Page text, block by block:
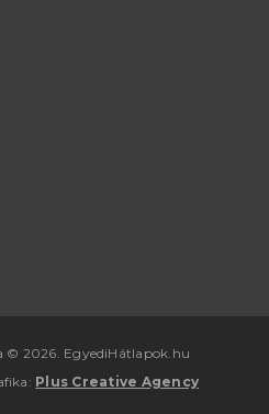
© 2026. EgyediHátlapok.hu
: Plus Creative Agency